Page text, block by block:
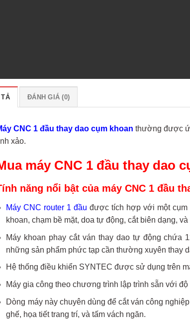
TẢ ĐÁNH GIÁ (0)
CNC 1 đầu thay dao cụm khoan thường được
xảo.
máy CNC 1 đầu thay dao
năng nổi bật của máy CNC 1 đầu
Máy CNC router 1 đầu được tích hợp với một cụm
khoan, chạm bề mặt, doa tự động, cắt biên dạng,
Máy khoan phay cắt ván thay dao tự động chứa
những sản phẩm phức tạp cần thường xuyên thay
Hệ thống điều khiển SYNTEC được sử dụng trên
Máy gia công theo chương trình lập trình sẵn với
Dòng máy này chuyên dùng để cắt ván công
ghế, họa tiết trang trí, và tấm vách ngăn.